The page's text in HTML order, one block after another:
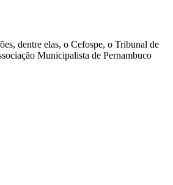
dentre elas, o Cefospe, o Tribunal de
Municipalista de Pernambuco